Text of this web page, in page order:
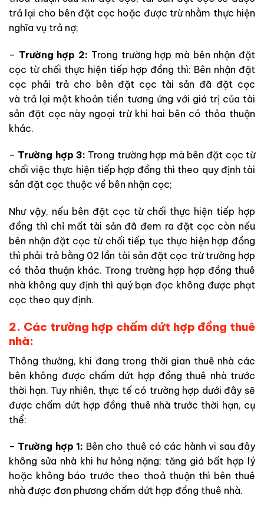
trả lại cho bên đặt cọc hoặc được trừ nhằm thực hiện
nghĩa vụ trả nợ;
– Trường hợp 2: Trong trường hợp mà bên nhận đặt
cọc từ chối thực hiện tiếp hợp đồng thì: Bên nhận đặt
cọc phải trả cho bên đặt cọc tài sản đã đặt cọc
và trả lại một khoản tiền tương ứng với giá trị của tài
sản đặt cọc này ngoại trừ khi hai bên có thỏa thuận
khác.
– Trường hợp 3: Trong trường hợp mà bên đặt cọc từ
chối việc thực hiện tiếp hợp đồng thì theo quy định tài
sản đặt cọc thuộc về bên nhận cọc;
Như vậy, nếu bên đặt cọc từ chối thực hiện tiếp hợp
đồng thì chỉ mất tài sản đã đem ra đặt cọc còn nếu
bên nhận đặt cọc từ chối tiếp tục thực hiện hợp đồng
thì phải trả bằng 02 lần tài sản đặt cọc trừ trường hợp
có thỏa thuận khác. Trong trường hợp hợp đồng thuê
nhà không quy định thì quý bạn đọc không được phạt
cọc theo quy định.
2. Các trường hợp chấm dứt hợp đồng thuê
nhà:
Thông thường, khi đang trong thời gian thuê nhà các
bên không được chấm dứt hợp đồng thuê nhà trước
thời hạn. Tuy nhiên, thực tế có trường hợp dưới đây sẽ
được chấm dứt hợp đồng thuê nhà trước thời hạn, cụ
thể:
– Trường hợp 1: Bên cho thuê có các hành vi sau đây
không sửa nhà khi hư hỏng nặng; tăng giá bất hợp lý
hoặc không báo trước theo thoả thuận thì bên thuê
nhà được đơn phương chấm dứt hợp đồng thuê nhà.